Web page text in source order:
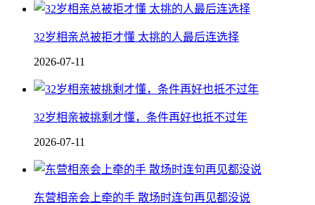
32岁相亲总被拒才懂 太挑的人最后连选择
2026-07-11
32岁相亲被挑剩才懂，条件再好也抵不过年
2026-07-11
东营相亲会上牵的手 散场时连句再见都没说